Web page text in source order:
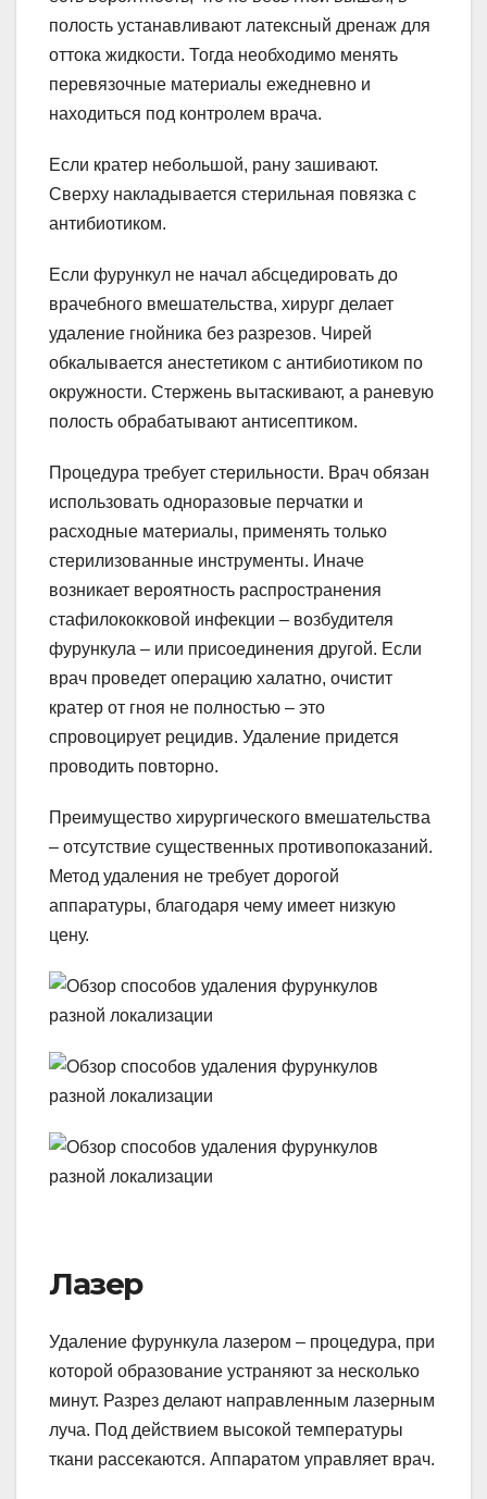
полость устанавливают латексный дренаж для
оттока жидкости. Тогда необходимо менять
перевязочные материалы ежедневно и
находиться под контролем врача.
Если кратер небольшой, рану зашивают.
Сверху накладывается стерильная повязка с
антибиотиком.
Если фурункул не начал абсцедировать до
врачебного вмешательства, хирург делает
удаление гнойника без разрезов. Чирей
обкалывается анестетиком с антибиотиком по
окружности. Стержень вытаскивают, а раневую
полость обрабатывают антисептиком.
Процедура требует стерильности. Врач обязан
использовать одноразовые перчатки и
расходные материалы, применять только
стерилизованные инструменты. Иначе
возникает вероятность распространения
стафилококковой инфекции – возбудителя
фурункула – или присоединения другой. Если
врач проведет операцию халатно, очистит
кратер от гноя не полностью – это
спровоцирует рецидив. Удаление придется
проводить повторно.
Преимущество хирургического вмешательства
– отсутствие существенных противопоказаний.
Метод удаления не требует дорогой
аппаратуры, благодаря чему имеет низкую
цену.
Лазер
Удаление фурункула лазером – процедура, при
которой образование устраняют за несколько
минут. Разрез делают направленным лазерным
луча. Под действием высокой температуры
ткани рассекаются. Аппаратом управляет врач.